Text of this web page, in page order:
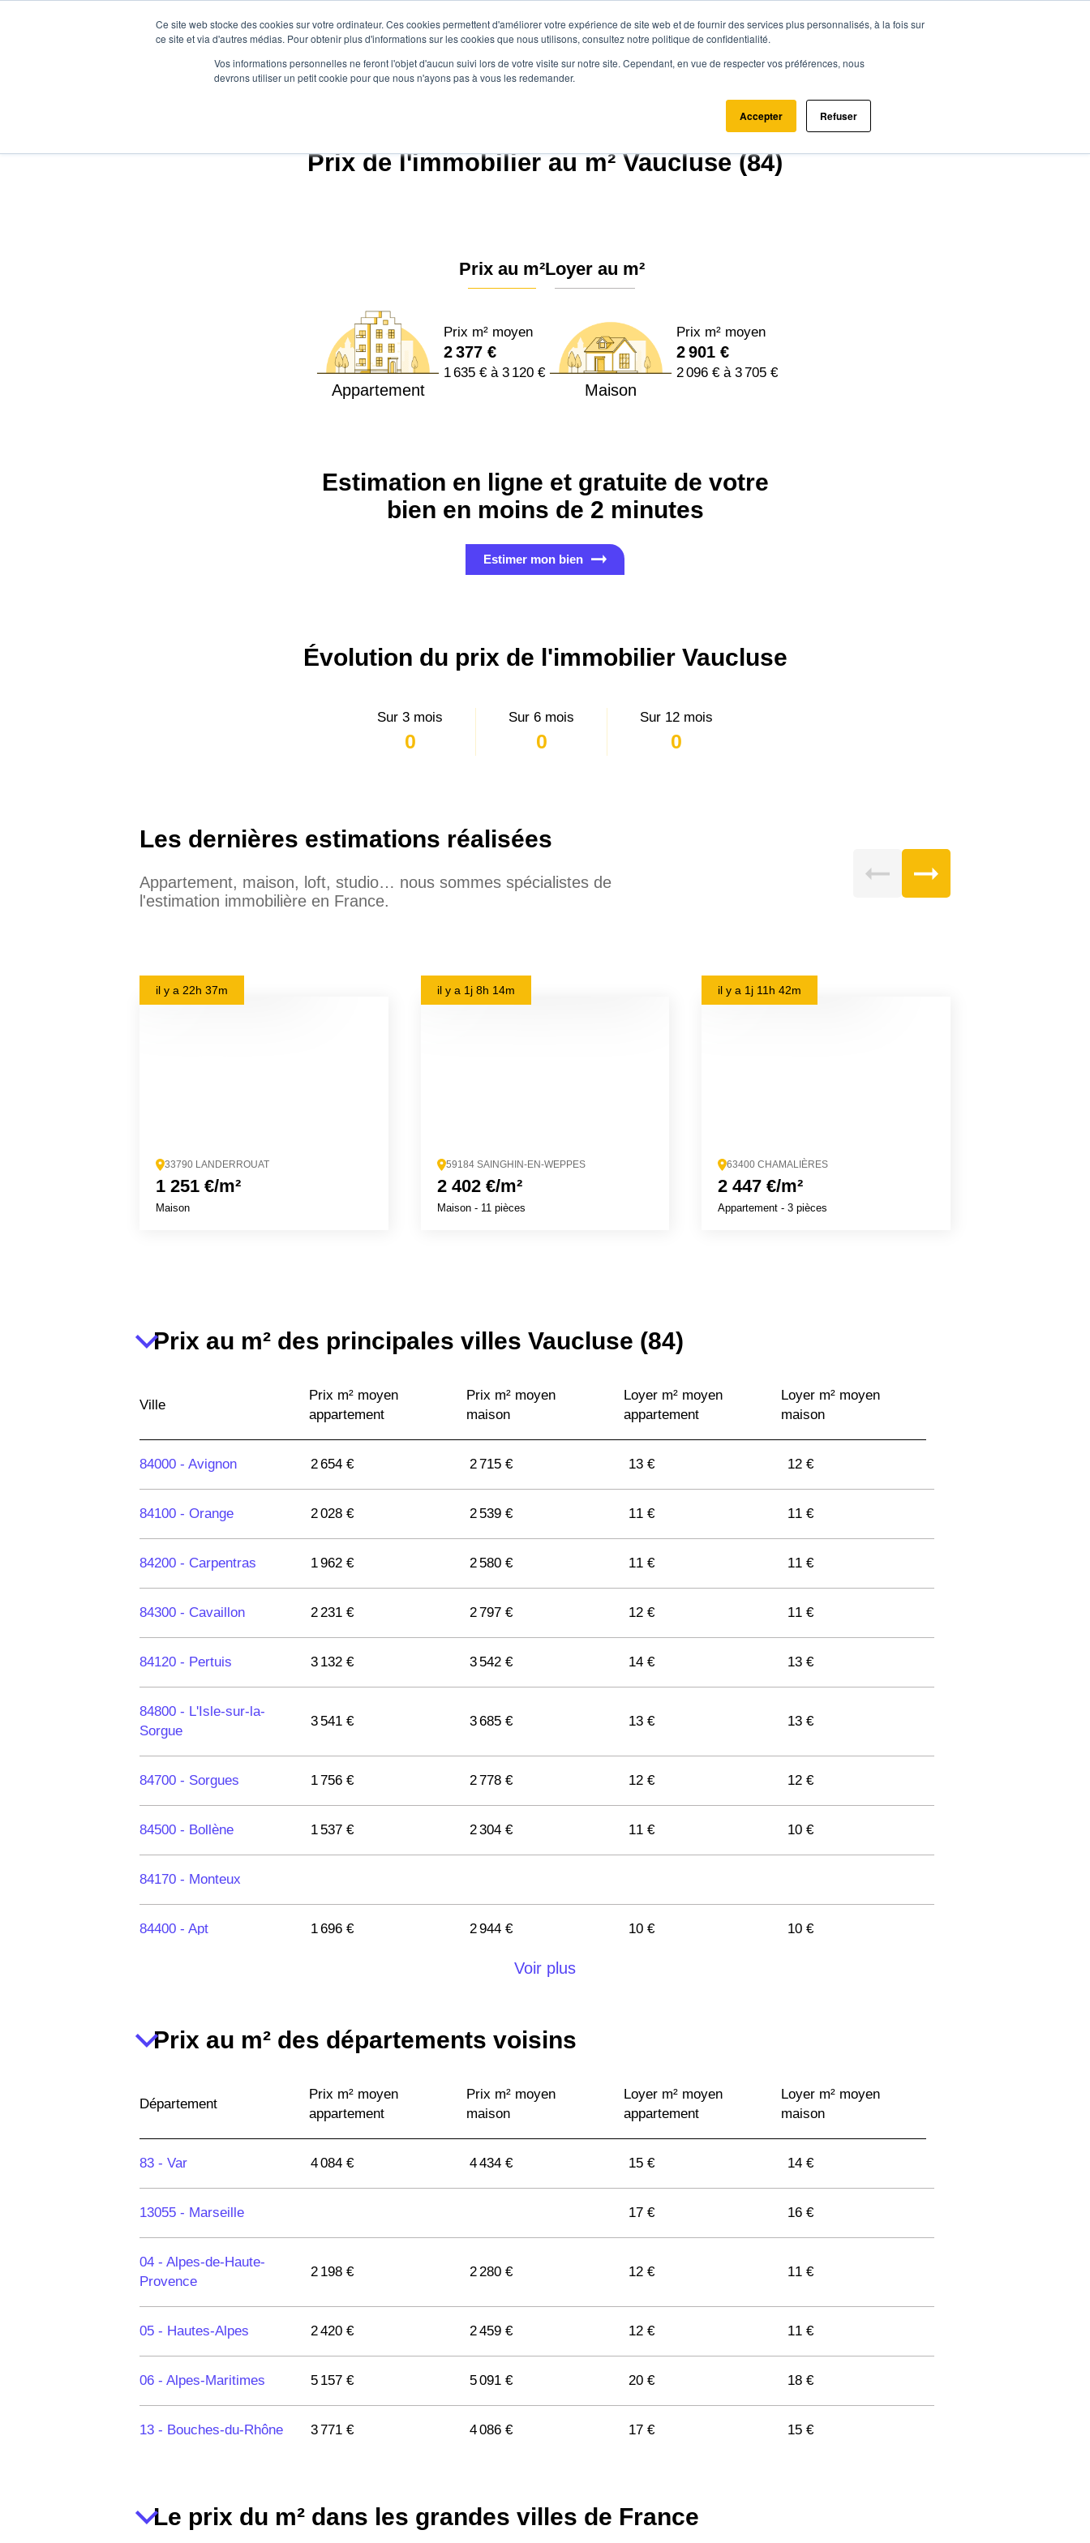
Ce site web stocke des cookies sur votre ordinateur. Ces cookies permettent d'améliorer votre expérience de site web et de fournir des services plus personnalisés, à la fois sur
ce site et via d'autres médias. Pour obtenir plus d'informations sur les cookies que nous utilisons, consultez notre politique de confidentialité.
Vos informations personnelles ne feront l'objet d'aucun suivi lors de votre visite sur notre site. Cependant, en vue de respecter vos préférences, nous
devrons utiliser un petit cookie pour que nous n'ayons pas à vous les redemander.
Accepter Refuser
Prix immobilier Vendre avec Agence.immo
Prix de l'immobilier au m² Vaucluse (84)
Prix au m²
Appartement
Prix m² moyen
2 377 €
1 635 € à 3 120 €
Loyer au m²
Maison
Prix m² moyen
2 901 €
2 096 € à 3 705 €
Estimation en ligne et gratuite de votre
bien en moins de 2 minutes
Estimer mon bien
Évolution du prix de l'immobilier Vaucluse
Sur 3 mois
0
Sur 6 mois
0
Sur 12 mois
0
Les dernières estimations réalisées
Appartement, maison, loft, studio… nous sommes spécialistes de
l'estimation immobilière en France.
il y a 22h 37m
33790 LANDERROUAT
1 251 €/m²
Maison
il y a 1j 8h 14m
59184 SAINGHIN-EN-WEPPES
2 402 €/m²
Maison- 11 pièces
il y a 1j 11h 42m
63400 CHAMALIÈRES
2 447 €/m²
Appartement - 3 pièces
Prix au m² des principales villes Vaucluse (84)
Ville
Prix m² moyen
appartement
Prix m² moyen
maison
Loyer m² moyen
appartement
Loyer m² moyen
maison
84000 - Avignon 2 654 € 2 715 € 13 € 12 €
84100 - Orange 2 028 € 2 539 € 11 € 11 €
84200 - Carpentras 1 962 € 2 580 € 11 € 11 €
84300 - Cavaillon 2 231 € 2 797 € 12 € 11 €
84120 - Pertuis 3 132 € 3 542 € 14 € 13 €
84800 - L'Isle-sur-la-
Sorgue
3 541 € 3 685 € 13 € 13 €
84700 - Sorgues 1 756 € 2 778 € 12 € 12 €
84500 - Bollène 1 537 € 2 304 € 11 € 10 €
84170 - Monteux
84400 - Apt 1 696 € 2 944 € 10 € 10 €
84210 -
Fontaines
3 069 € 3 412 €
84600 - Valréas 1 546 € 2 232 € 10 € 10 €
la-Sorgue
12 € 11 €
84220 -Roussillon 1 677 € 2 334 € 11 € 11 €
Avignon
3 089 € 2 984 € 13 € 13 €
84110 -Vaison-la-
Romaine
Voir plus
Prix au m² des départements voisins
Département
Prix m² moyen
appartement
Prix m² moyen
maison
Loyer m² moyen
appartement
Loyer m² moyen
maison
83 - Var 4 084 € 4 434 € 15 € 14 €
13055 - Marseille 17 € 16 €
04 - Alpes-de-Haute-
Provence
2 198 € 2 280 € 12 € 11 €
05 - Hautes-Alpes 2 420 € 2 459 € 12 € 11 €
06 - Alpes-Maritimes 5 157 € 5 091 € 20 € 18 €
13 - Bouches-du-Rhône 3 771 € 4 086 € 17 € 15 €
Le prix du m² dans les grandes villes de France